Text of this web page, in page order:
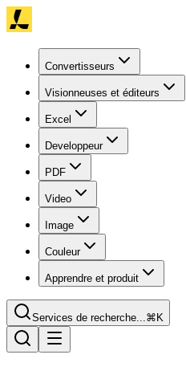
Convertisseurs
Visionneuses et éditeurs
Excel
Developpeur
PDF
Video
Image
Couleur
Apprendre et produit
Services de recherche...⌘K